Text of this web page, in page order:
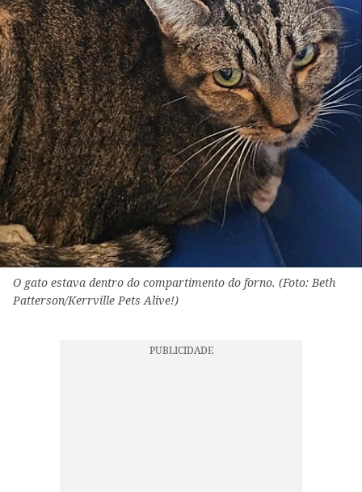
O gato estava dentro do compartimento do forno. (Foto: Beth
Patterson/Kerrville Pets Alive!)